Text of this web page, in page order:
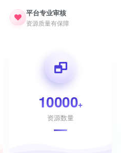
平台专业审核
资源质量有保障
10000+
资源数量